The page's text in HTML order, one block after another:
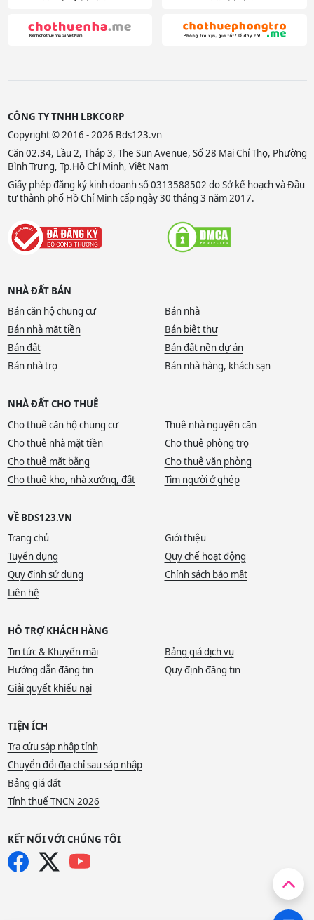
CÔNG TY TNHH LBKCORP
Copyright © 2016 - 2026 Bds123.vn
Căn 02.34, Lầu 2, Tháp 3, The Sun Avenue, Số 28 Mai Chí Thọ, Phường
Bình Trưng, Tp.Hồ Chí Minh, Việt Nam
Giấy phép đăng ký kinh doanh số 0313588502 do Sở kế hoạch và Đầu
tư thành phố Hồ Chí Minh cấp ngày 30 tháng 3 năm 2017.
NHÀ ĐẤT BÁN
Bán căn hộ chung cư
Bán nhà
Bán nhà mặt tiền
Bán biệt thự
Bán đất
Bán đất nền dự án
Bán nhà trọ
Bán nhà hàng, khách sạn
NHÀ ĐẤT CHO THUÊ
Cho thuê căn hộ chung cư
Thuê nhà nguyên căn
Cho thuê nhà mặt tiền
Cho thuê phòng trọ
Cho thuê mặt bằng
Cho thuê văn phòng
Cho thuê kho, nhà xưởng, đất
Tìm người ở ghép
VỀ BDS123.VN
Trang chủ
Giới thiệu
Tuyển dụng
Quy chế hoạt động
Quy định sử dụng
Chính sách bảo mật
Liên hệ
HỖ TRỢ KHÁCH HÀNG
Tin tức & Khuyến mãi
Bảng giá dịch vụ
Hướng dẫn đăng tin
Quy định đăng tin
Giải quyết khiếu nại
TIỆN ÍCH
Tra cứu sáp nhập tỉnh
Chuyển đổi địa chỉ sau sáp nhập
Bảng giá đất
Tính thuế TNCN 2026
KẾT NỐI VỚI CHÚNG TÔI